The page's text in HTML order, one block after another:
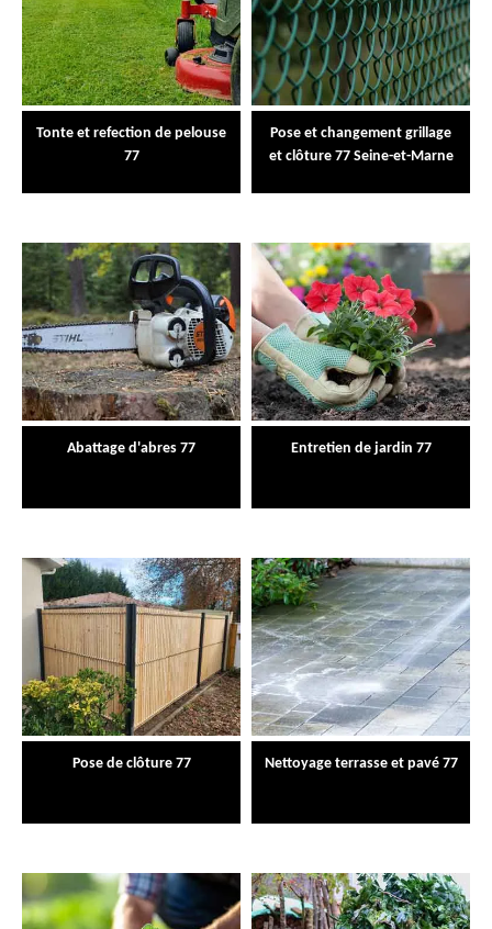
Tonte et refection de pelouse
77
Pose et changement grillage
et clôture 77 Seine-et-Marne
Abattage d'abres 77 Entretien de jardin 77
Pose de clôture 77 Nettoyage terrasse et pavé 77